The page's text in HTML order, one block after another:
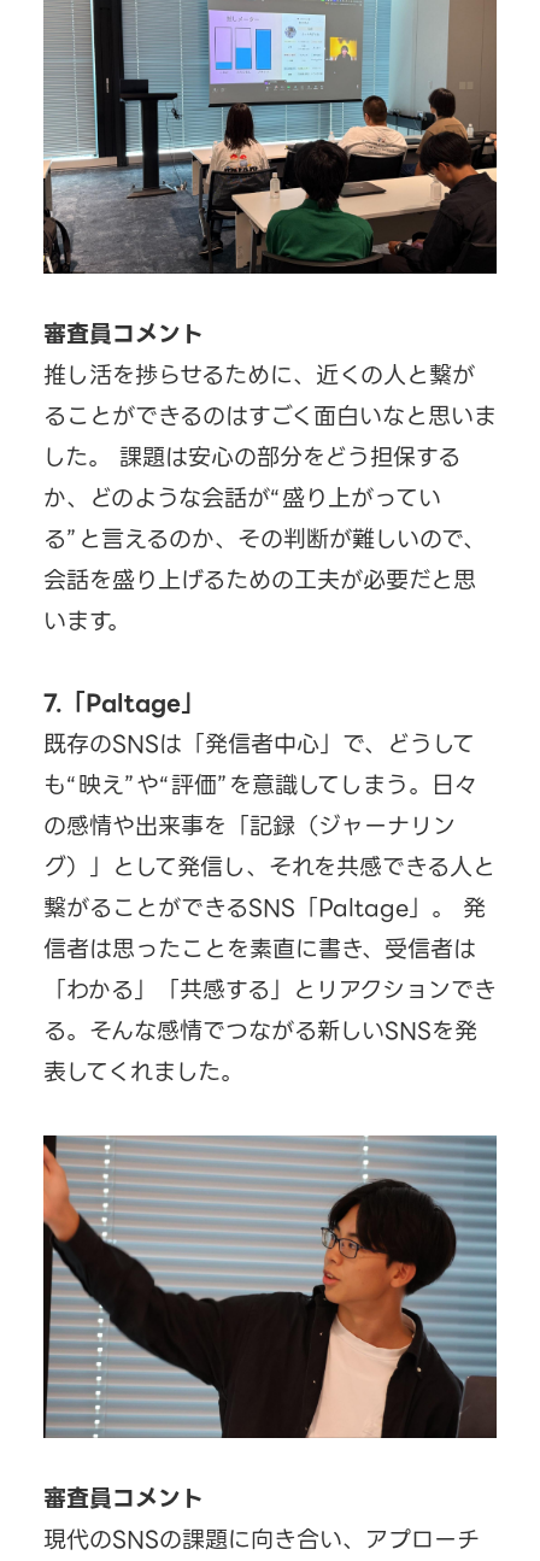
審査員コメント
推し活を捗らせるために、近くの人と繋が
ることができるのはすごく面白いなと思いま
した。 課題は安心の部分をどう担保する
か、どのような会話が“盛り上がってい
る”と言えるのか、その判断が難しいので、
会話を盛り上げるための工夫が必要だと思
います。
7.「Paltage」
既存のSNSは「発信者中心」で、どうして
も“映え”や“評価”を意識してしまう。日々
の感情や出来事を「記録（ジャーナリン
グ）」として発信し、それを共感できる人と
繋がることができるSNS「Paltage」。 発
信者は思ったことを素直に書き、受信者は
「わかる」「共感する」とリアクションでき
る。そんな感情でつながる新しいSNSを発
表してくれました。
審査員コメント
現代のSNSの課題に向き合い、アプローチ